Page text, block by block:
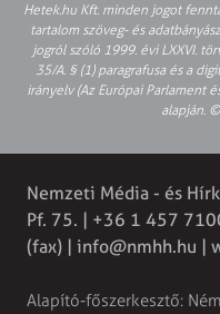
Hetek.hu Kft. minden jogot
tartalom szöveg- és
jogról szóló 1999. évi LXXVI.
35/A. § (1) paragrafusa és a
irányelv (Az Európai Parlament
alapján. ©
Nemzeti Média - és
Pf. 75. | +36 1 457
(fax) | info@nmhh.hu |
Alapító-főszerkesztő: